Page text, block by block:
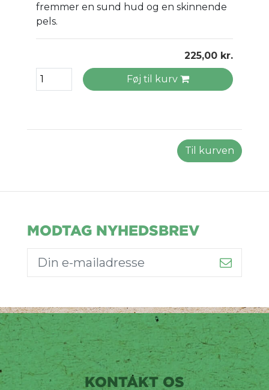
fremmer en sund hud og en skinnende
pels.
225,00 kr.
Føj til kurv
Til kurven
MODTAG NYHEDSBREV
KONTAKT OS